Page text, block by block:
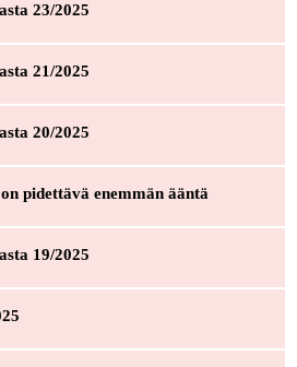
23/2025
21/2025
20/2025
pidettävä enemmän ääntä
19/2025